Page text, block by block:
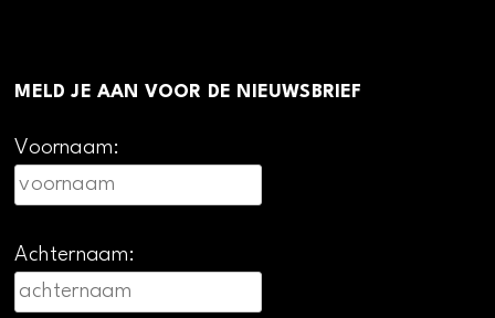
MELD JE AAN VOOR DE NIEUWSBRIEF
Voornaam:
Achternaam: